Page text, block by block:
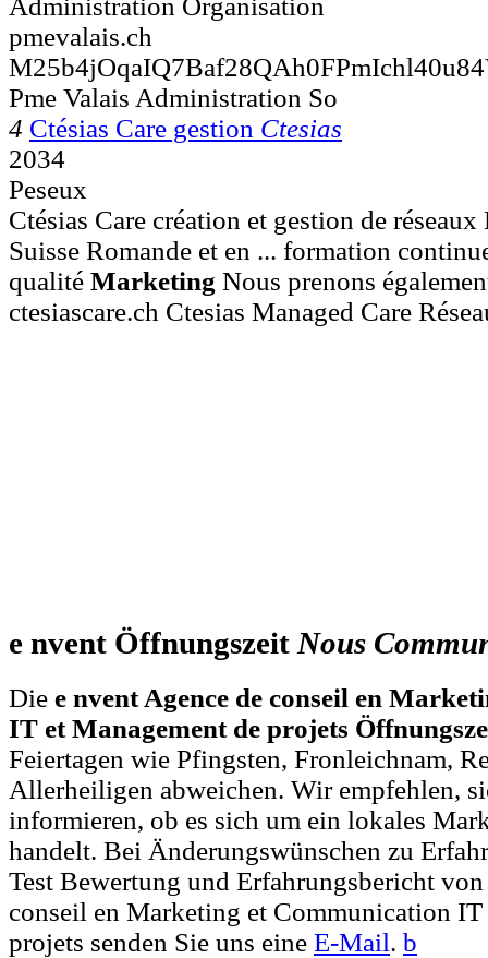
Administration Organisation
pmevalais.ch
Pme Valais Administration So
4 Ctésias Care gestion Ctesias
2034
Peseux
Ctésias Care création et gestion de réseaux
Suisse Romande et en ... formation
qualité Marketing Nous prenons
ctesiascare.ch Ctesias Managed Care
e nvent Öffnungszeit Nous
Die e nvent Agence de conseil en
IT et Management de projets
Feiertagen wie Pfingsten, Fronleichnam,
Allerheiligen abweichen. Wir empfehlen,
informieren, ob es sich um ein lokales
handelt. Bei Änderungswünschen zu
Test Bewertung und Erfahrungsbericht
conseil en Marketing et Communication IT
projets senden Sie uns eine E-Mail. b